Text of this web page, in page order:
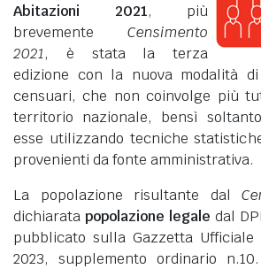
Abitazioni 2021, più
brevemente Censimento
2021, è stata la terza
edizione con la nuova modalità
censuari, che non coinvolge più
territorio nazionale, bensì
esse utilizzando tecniche
provenienti da fonte amministrativa.
La popolazione risultante dal
dichiarata popolazione legale dal
pubblicato sulla Gazzetta
2023, supplemento ordinario